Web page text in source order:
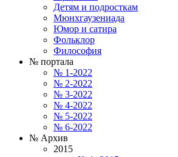
Детям и подросткам
Мюнхгаузениада
Юмор и сатира
Фольклор
Философия
№ портала
№ 1-2022
№ 2-2022
№ 3-2022
№ 4-2022
№ 5-2022
№ 6-2022
№ Архив
2015